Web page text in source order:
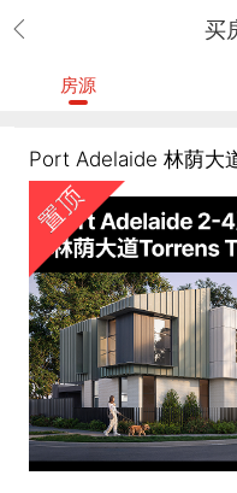
买
房源
Port Adelaide 林荫大